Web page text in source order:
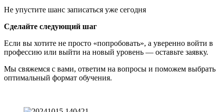
Не упустите шанс записаться уже сегодня
Сделайте следующий шаг
Если вы хотите не просто «попробовать», а уверенно войти в
профессию или выйти на новый уровень — оставьте заявку.
Мы свяжемся с вами, ответим на вопросы и поможем выбрать
оптимальный формат обучения.